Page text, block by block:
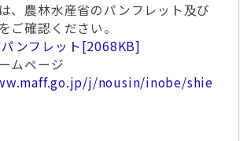
、農林水産省のパンフレット及び
ご確認ください。
ンフレット[2068KB]
ムページ
j/nousin/inobe/shie